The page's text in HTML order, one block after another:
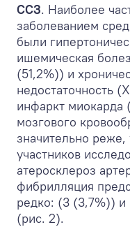
ССЗ. Наиболее
заболеванием
были
ишемическая
(51,2%)) и
недостаточность
инфаркт
мозгового
значительно реже,
участников
атеросклероз
фибрилляция
редко: (3 (3,7%)) и
(рис. 2).